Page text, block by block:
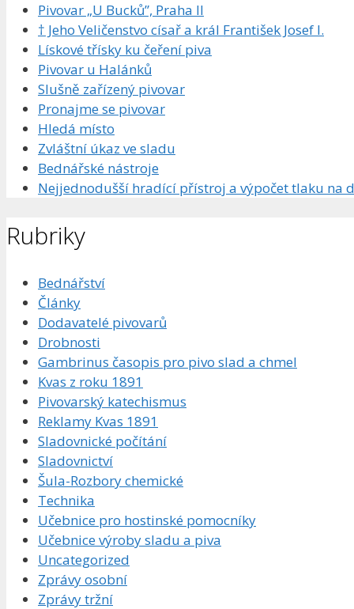
Pivovar „U Bucků”, Praha II
† Jeho Veličenstvo císař a král František Josef I.
Lískové třísky ku čeření piva
Pivovar u Halánků
Slušně zařízený pivovar
Pronajme se pivovar
Hledá místo
Zvláštní úkaz ve sladu
Bednářské nástroje
Nejjednodušší hradící přístroj a výpočet tlaku na
Rubriky
Bednářství
Články
Dodavatelé pivovarů
Drobnosti
Gambrinus časopis pro pivo slad a chmel
Kvas z roku 1891
Pivovarský katechismus
Reklamy Kvas 1891
Sladovnické počítání
Sladovnictví
Šula-Rozbory chemické
Technika
Učebnice pro hostinské pomocníky
Učebnice výroby sladu a piva
Uncategorized
Zprávy osobní
Zprávy tržní